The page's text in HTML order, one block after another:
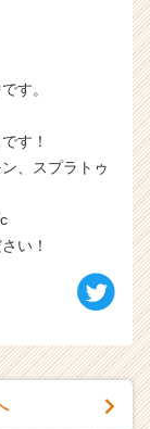
す。
す！
、スプラトゥ
い！